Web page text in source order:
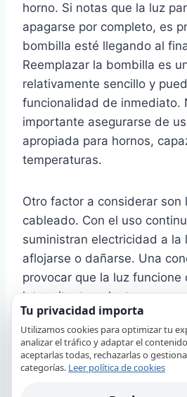
horno. Si notas que la luz
apagarse por completo, es
bombilla esté llegando al
Reemplazar la bombilla es
relativamente sencillo y
funcionalidad de inmediato.
importante asegurarse de
apropiada para hornos,
temperaturas.
Otro factor a considerar son
cableado. Con el uso
suministran electricidad a la
aflojarse o dañarse. Una
provocar que la luz funcione
intermitente, mientras que
puede causar un apagado
cableado requiere
básicos y, si te sientes
momento de considerar la
Tu privacidad importa
Utilizamos cookies para optimizar tu
analizar el tráfico y adaptar el
aceptarlas todas, rechazarlas o
categorías. Leer política de cookies